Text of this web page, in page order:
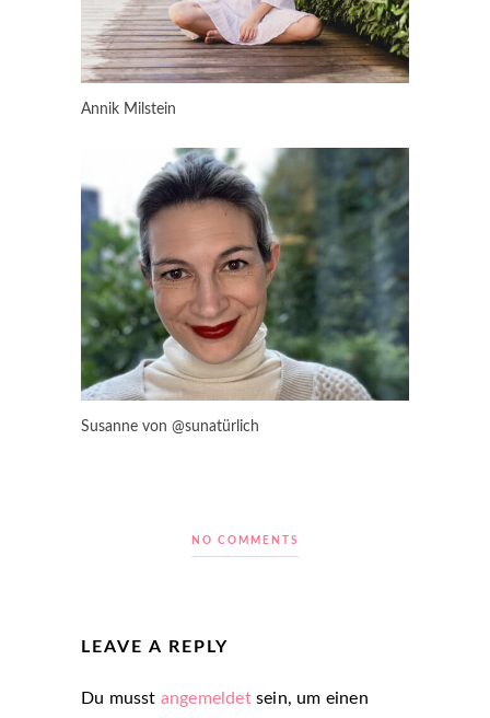
Annik Milstein
Susanne von @sunatürlich
NO COMMENTS
LEAVE A REPLY
Du musst angemeldetsein, um einen